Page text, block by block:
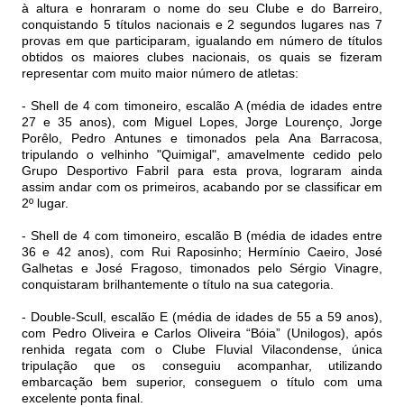
à altura e honraram o nome do seu Clube e do Barreiro,
conquistando 5 títulos nacionais e 2 segundos lugares nas 7
provas em que participaram, igualando em número de títulos
obtidos os maiores clubes nacionais, os quais se fizeram
representar com muito maior número de atletas:
- Shell de 4 com timoneiro, escalão A (média de idades entre
27 e 35 anos), com Miguel Lopes, Jorge Lourenço, Jorge
Porêlo, Pedro Antunes e timonados pela Ana Barracosa,
tripulando o velhinho "Quimigal", amavelmente cedido pelo
Grupo Desportivo Fabril para esta prova, lograram ainda
assim andar com os primeiros, acabando por se classificar em
2º lugar.
- Shell de 4 com timoneiro, escalão B (média de idades entre
36 e 42 anos), com Rui Raposinho; Hermínio Caeiro, José
Galhetas e José Fragoso, timonados pelo Sérgio Vinagre,
conquistaram brilhantemente o título na sua categoria.
- Double-Scull, escalão E (média de idades de 55 a 59 anos),
com Pedro Oliveira e Carlos Oliveira “Bóia” (Unilogos), após
renhida regata com o Clube Fluvial Vilacondense, única
tripulação que os conseguiu acompanhar, utilizando
embarcação bem superior, conseguem o título com uma
excelente ponta final.